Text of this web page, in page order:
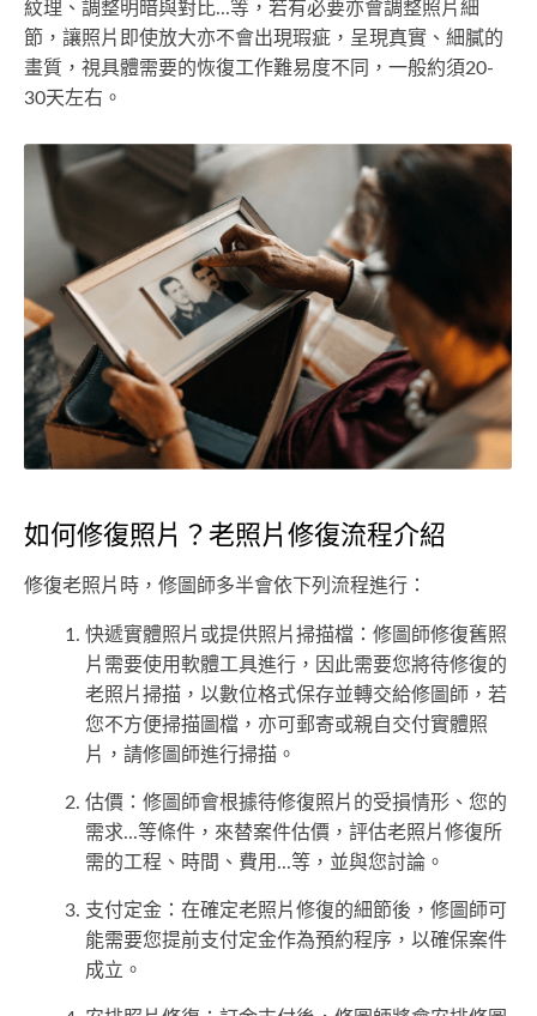
紋理、調整明暗與對比...等，若有必要亦會調整照片細
節，讓照片即使放大亦不會出現瑕疵，呈現真實、細膩的
畫質，視具體需要的恢復工作難易度不同，一般約須20-
30天左右。
如何修復照片？老照片修復流程介紹
修復老照片時，修圖師多半會依下列流程進行：
快遞實體照片或提供照片掃描檔：修圖師修復舊照
片需要使用軟體工具進行，因此需要您將待修復的
老照片掃描，以數位格式保存並轉交給修圖師，若
您不方便掃描圖檔，亦可郵寄或親自交付實體照
片，請修圖師進行掃描。
估價：修圖師會根據待修復照片的受損情形、您的
需求...等條件，來替案件估價，評估老照片修復所
需的工程、時間、費用...等，並與您討論。
支付定金：在確定老照片修復的細節後，修圖師可
能需要您提前支付定金作為預約程序，以確保案件
成立。